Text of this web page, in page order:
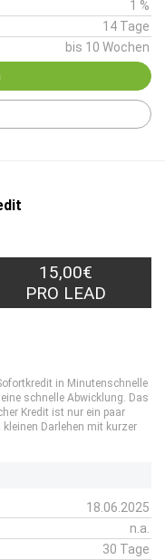
1 %
14 Tage
bis 10 Wochen
15,00€
PRO LEAD
in Minutenschnelle
schnelle Abwicklung. Das
Kredit ist nur ein paar
Darlehen mit kurzer
18.06.2025
n.a.
30 Tage